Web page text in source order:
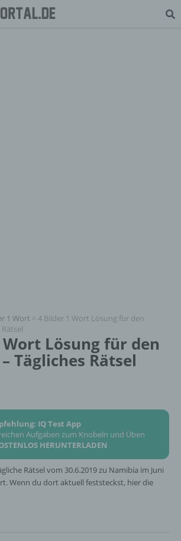
1 Wort > 4 Bilder 1 Wort Lösung für den
Lösung für den
Tägliches Rätsel
IQ Test App
Aufgaben zum Knobeln und Üben
HERUNTERLADEN
Rätsel vom 30.6.2019 zu Namibia im Juni
Wenn du dort aktuell feststeckst, hier die